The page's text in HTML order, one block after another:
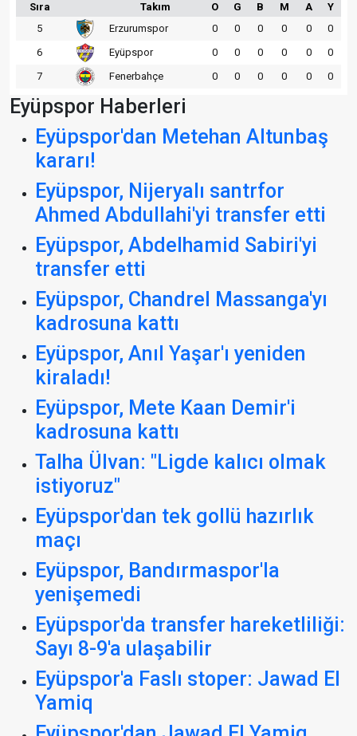
Sıra Takım O G B M A
Y
5
Erzurumspor 0 0 0 0 0
0
6
Eyüpspor 0 0 0 0 0
0
7
Fenerbahçe 0 0 0 0 0 0
Eyüpspor Haberleri
Eyüpspor'dan Metehan Altunbaş
kararı!
Eyüpspor, Nijeryalı santrfor
Ahmed Abdullahi'yi transfer etti
Eyüpspor, Abdelhamid Sabiri'yi
transfer etti
Eyüpspor, Chandrel Massanga'yı
kadrosuna kattı
Eyüpspor, Anıl Yaşar'ı yeniden
kiraladı!
Eyüpspor, Mete Kaan Demir'i
kadrosuna kattı
Talha Ülvan: "Ligde kalıcı olmak
istiyoruz"
Eyüpspor'dan tek gollü hazırlık
maçı
Eyüpspor, Bandırmaspor'la
yenişemedi
Eyüpspor'da transfer hareketliliği:
Sayı 8-9'a ulaşabilir
Eyüpspor'a Faslı stoper: Jawad El
Yamiq